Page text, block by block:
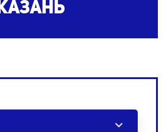
Казань